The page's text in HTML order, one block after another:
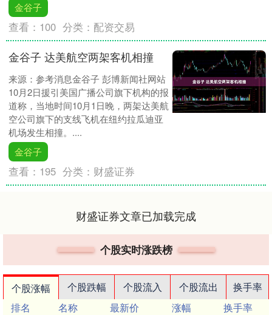
金谷子
查看： 100 分类： 配资交易
金谷子 达美航空两架客机相撞
来源：参考消息金谷子 彭博新闻社网站
10月2日援引美国广播公司旗下机构的报
道称，当地时间10月1日晚，两架达美航
空公司旗下的支线飞机在纽约拉瓜迪亚
机场发生相撞。....
金谷子
查看： 195 分类： 财盛证券
财盛证券文章已加载完成
个股实时涨跌榜
个股涨幅 个股跌幅 个股流入 个股流出
换手率
排名
名称 最新价 涨幅
换手率